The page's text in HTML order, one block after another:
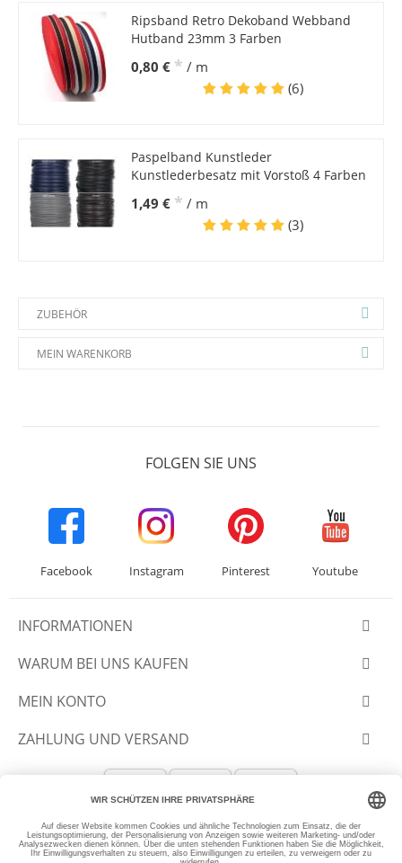
Ripsband Retro Dekoband Webband
Hutband 23mm 3 Farben
0,80 € * / m
(6)
Paspelband Kunstleder
Kunstlederbesatz mit Vorstoß 4 Farben
1,49 € * / m
(3)
ZUBEHÖR
MEIN WARENKORB
FOLGEN SIE UNS
Facebook Instagram Pinterest Youtube
INFORMATIONEN
WARUM BEI UNS KAUFEN
MEIN KONTO
ZAHLUNG UND VERSAND